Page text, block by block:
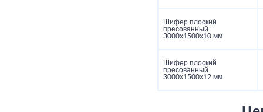
Шифер плоский
пресованный
3000х1500х10 мм
Шифер плоский
пресованный
3000х1500х12 мм